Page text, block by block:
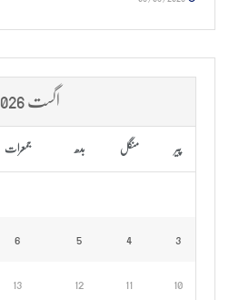
اگست 2026
پیر منگل بدھ جمعرات
3
4
5
6
10
11
12
13